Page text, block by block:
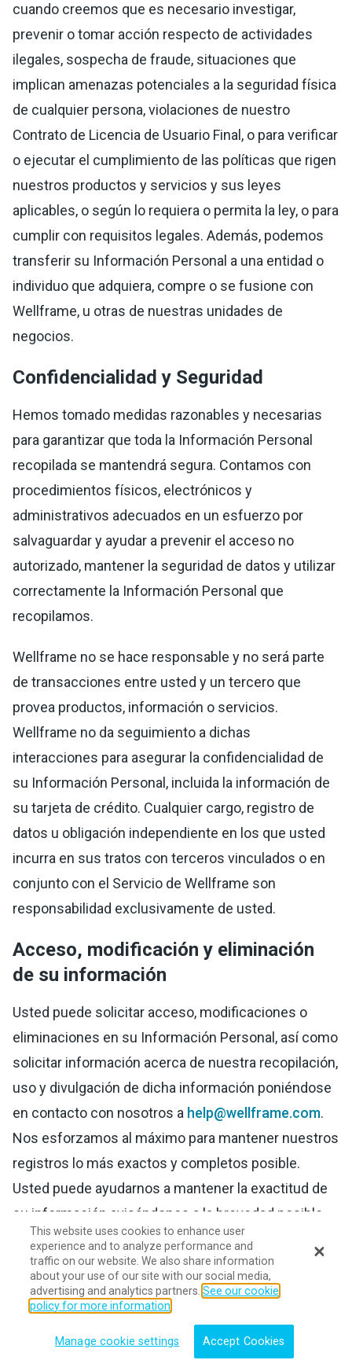
cuando creemos que es necesario investigar,
prevenir o tomar acción respecto de actividades
ilegales, sospecha de fraude, situaciones que
implican amenazas potenciales a la seguridad física
de cualquier persona, violaciones de nuestro
Contrato de Licencia de Usuario Final, o para verificar
o ejecutar el cumplimiento de las políticas que rigen
nuestros productos y servicios y sus leyes
aplicables, o según lo requiera o permita la ley, o para
cumplir con requisitos legales. Además, podemos
transferir su Información Personal a una entidad o
individuo que adquiera, compre o se fusione con
Wellframe, u otras de nuestras unidades de
negocios.
Confidencialidad y Seguridad
Hemos tomado medidas razonables y necesarias
para garantizar que toda la Información Personal
recopilada se mantendrá segura. Contamos con
procedimientos físicos, electrónicos y
administrativos adecuados en un esfuerzo por
salvaguardar y ayudar a prevenir el acceso no
autorizado, mantener la seguridad de datos y utilizar
correctamente la Información Personal que
recopilamos.
Wellframe no se hace responsable y no será parte
de transacciones entre usted y un tercero que
provea productos, información o servicios.
Wellframe no da seguimiento a dichas
interacciones para asegurar la confidencialidad de
su Información Personal, incluida la información de
su tarjeta de crédito. Cualquier cargo, registro de
datos u obligación independiente en los que usted
incurra en sus tratos con terceros vinculados o en
conjunto con el Servicio de Wellframe son
responsabilidad exclusivamente de usted.
Acceso, modificación y eliminación
de su información
Usted puede solicitar acceso, modificaciones o
eliminaciones en su Información Personal, así como
solicitar información acerca de nuestra recopilación,
uso y divulgación de dicha información poniéndose
en contacto con nosotros a help@wellframe.com.
Nos esforzamos al máximo para mantener nuestros
registros lo más exactos y completos posible.
Usted puede ayudarnos a mantener la exactitud de
su información avisándonos a la brevedad posible
de cualquier cambio en su Información Personal.
Sus derechos para acceder, cambiar o eliminar su
Información Personal no son absolutos. Podemos
negarle dichos derechos cuando sea requerido por
ley o si dicha solicitud pudiera revelar Información
This website uses cookies to enhance user
experience and to analyze performance and
traffic on our website. We also share information
about your use of our site with our social media,
advertising and analytics partners.See our cookie
policy for more information
Manage cookie settings Accept Cookies